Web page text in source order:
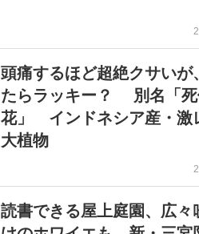
頭痛するほど超絶クサいが
たらラッキー？ 別名「
花」 インドネシア産・激
大植物
読書できる屋上庭園、広々